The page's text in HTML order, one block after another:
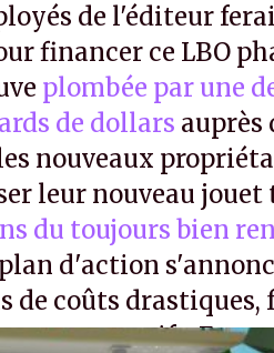
de l'éditeur
financer ce LBO
plombée par une
de dollars auprès
nouveaux
leur nouveau
du toujours bien
d'action
de coûts drastiques,
massifs. En